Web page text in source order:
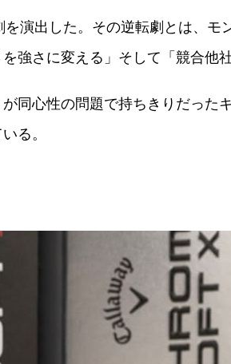
演出した。その逆転劇とは、モ
強さに変える」そして「競合他
同心性の問題で持ちきりだった
る。